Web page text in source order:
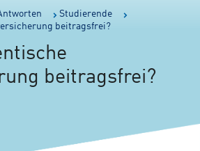
Studierende
beitragsfrei?
beitragsfrei?